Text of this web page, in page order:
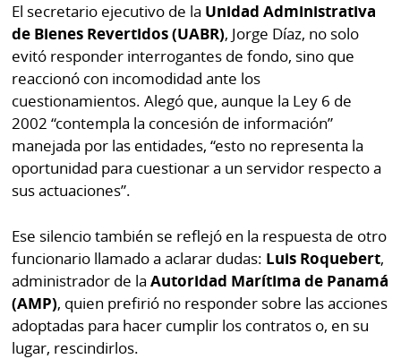
El secretario ejecutivo de la Unidad Administrativa
de Bienes Revertidos (UABR), Jorge Díaz, no solo
evitó responder interrogantes de fondo, sino que
reaccionó con incomodidad ante los
cuestionamientos. Alegó que, aunque la Ley 6 de
2002 “contempla la concesión de información”
manejada por las entidades, “esto no representa la
oportunidad para cuestionar a un servidor respecto a
sus actuaciones”.
Ese silencio también se reflejó en la respuesta de otro
funcionario llamado a aclarar dudas: Luis Roquebert,
administrador de laAutoridad Marítima de Panamá
(AMP), quien prefirió no responder sobre las acciones
adoptadas para hacer cumplir los contratos o, en su
lugar, rescindirlos.